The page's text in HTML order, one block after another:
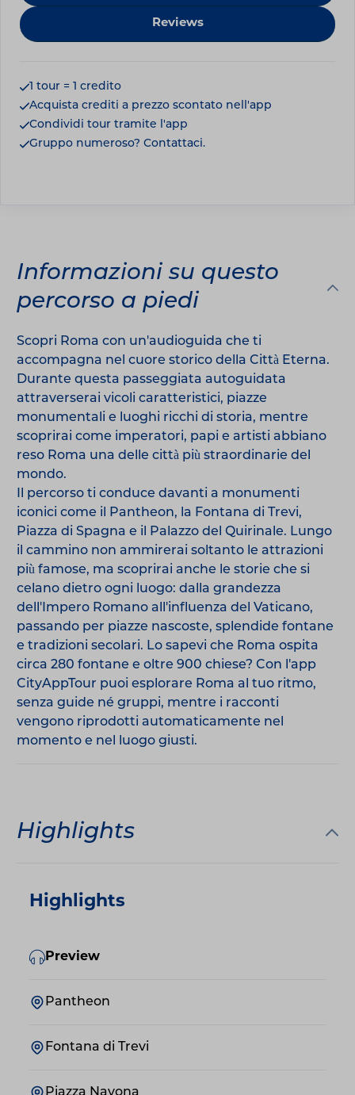
Reviews
1 tour = 1 credito
Acquista crediti a prezzo scontato nell'app
Condividi tour tramite l'app
Gruppo numeroso? Contattaci.
Informazioni su questo
percorso a piedi
Scopri Roma con un'audioguida che ti
accompagna nel cuore storico della Città Eterna.
Durante questa passeggiata autoguidata
attraverserai vicoli caratteristici, piazze
monumentali e luoghi ricchi di storia, mentre
scoprirai come imperatori, papi e artisti abbiano
reso Roma una delle città più straordinarie del
mondo.
Il percorso ti conduce davanti a monumenti
iconici come il Pantheon, la Fontana di Trevi,
Piazza di Spagna e il Palazzo del Quirinale. Lungo
il cammino non ammirerai soltanto le attrazioni
più famose, ma scoprirai anche le storie che si
celano dietro ogni luogo: dalla grandezza
dell'Impero Romano all'influenza del Vaticano,
passando per piazze nascoste, splendide fontane
e tradizioni secolari. Lo sapevi che Roma ospita
circa 280 fontane e oltre 900 chiese? Con l'app
CityAppTour puoi esplorare Roma al tuo ritmo,
senza guide né gruppi, mentre i racconti
vengono riprodotti automaticamente nel
momento e nel luogo giusti.
Highlights
Highlights
Preview
Pantheon
Fontana di Trevi